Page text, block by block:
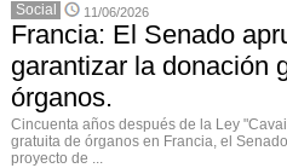
Social 11/06/2026
Francia: El Senado
garantizar la donación
órganos.
Cincuenta años después de la Ley
gratuita de órganos en Francia, el
proyecto de ...